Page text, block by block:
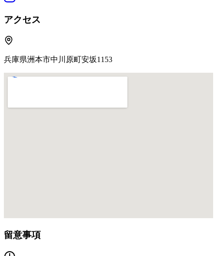
アクセス
兵庫県洲本市中川原町安坂1153
留意事項